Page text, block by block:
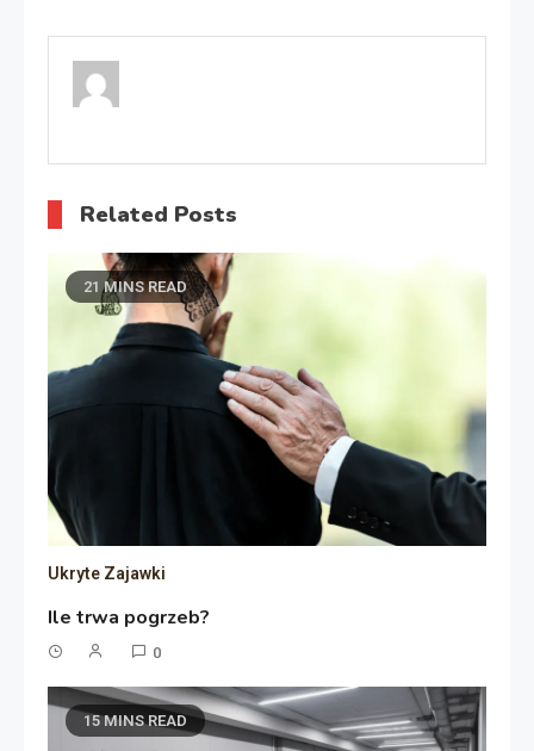
wpisu
Related Posts
21 MINS READ
Ukryte Zajawki
Ile trwa pogrzeb?
0
15 MINS READ